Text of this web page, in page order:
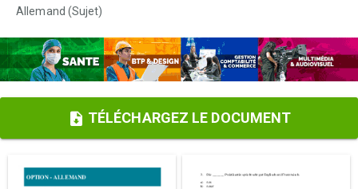
Allemand (Sujet)
TÉLÉCHARGEZ LE DOCUMENT